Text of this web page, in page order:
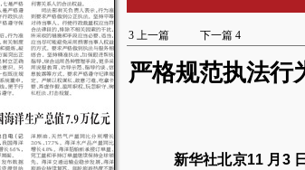
3上一篇 下一篇 4
严格规范执法行
新华社北京11 月3